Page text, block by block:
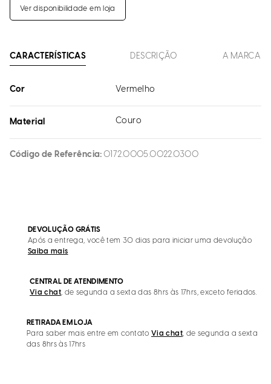
Ver disponibilidade em loja
CARACTERÍSTICAS DESCRIÇÃO A MARCA
Cor Vermelho
Material Couro
Código de Referência 0172.0005.0022.0300
DEVOLUÇÃO GRÁTIS
Após a entrega, você tem 30 dias para iniciar uma devolução
Saiba mais
CENTRAL DE ATENDIMENTO
Via chat, de segunda a sexta das 8hrs às 17hrs, exceto feriados.
RETIRADA EM LOJA
Para saber mais entre em contato Via chat, de segunda a sexta
das 8hrs às 17hrs